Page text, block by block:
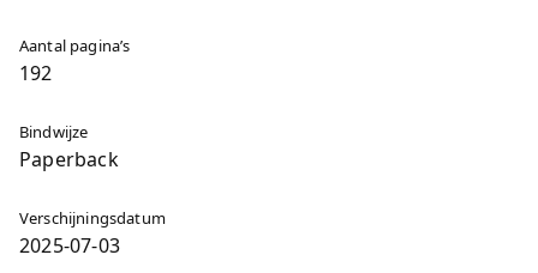
Aantal pagina’s
192
Bindwijze
Paperback
Verschijningsdatum
2025-07-03